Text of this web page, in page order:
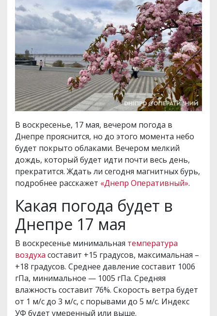
В воскресенье, 17 мая, вечером погода в
Днепре прояснится, но до этого момента небо
будет покрыто облаками. Вечером мелкий
дождь, который будет идти почти весь день,
прекратится. Ждать ли сегодня магнитных бурь,
подробнее расскажет «Днепр Оперативный».
Какая погода будет в
Днепре 17 мая
В воскресенье минимальная температура
воздуха составит +15 градусов, максимальная –
+18 градусов. Среднее давление составит 1006
гПа, минимальное — 1005 гПа. Средняя
влажность составит 76%. Скорость ветра будет
от 1 м/с до 3 м/с, с порывами до 5 м/с. Индекс
УФ будет умеренный или выше.